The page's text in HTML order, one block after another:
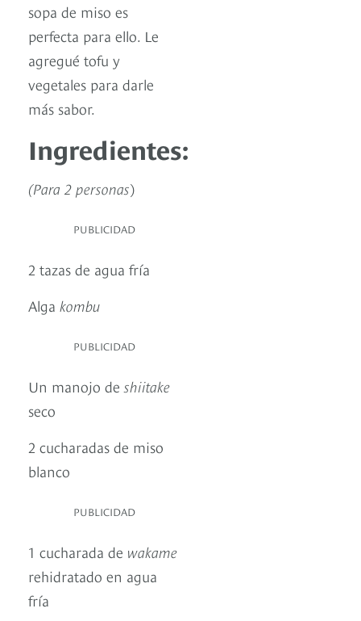
sopa de miso es
perfecta para ello. Le
agregué tofu y
vegetales para darle
más sabor.
Ingredientes:
(Para 2 personas)
PUBLICIDAD
2 tazas de agua fría
Alga kombu
PUBLICIDAD
Un manojo de shiitake
seco
2 cucharadas de miso
blanco
PUBLICIDAD
1 cucharada de wakame
rehidratado en agua
fría